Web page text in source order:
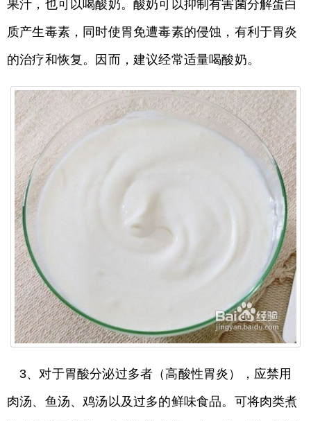
果汁，也可以喝酸奶。酸奶可以抑制有害菌分解蛋白
质产生毒素，同时使胃免遭毒素的侵蚀，有利于胃炎
的治疗和恢复。因而，建议经常适量喝酸奶。
3、对于胃酸分泌过多者（高酸性胃炎），应禁用
肉汤、鱼汤、鸡汤以及过多的鲜味食品。可将肉类煮